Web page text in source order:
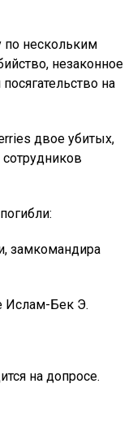
по нескольким
незаконное
на
двое убитых,
замкомандира
Ислам-Бек Э.
на допросе.